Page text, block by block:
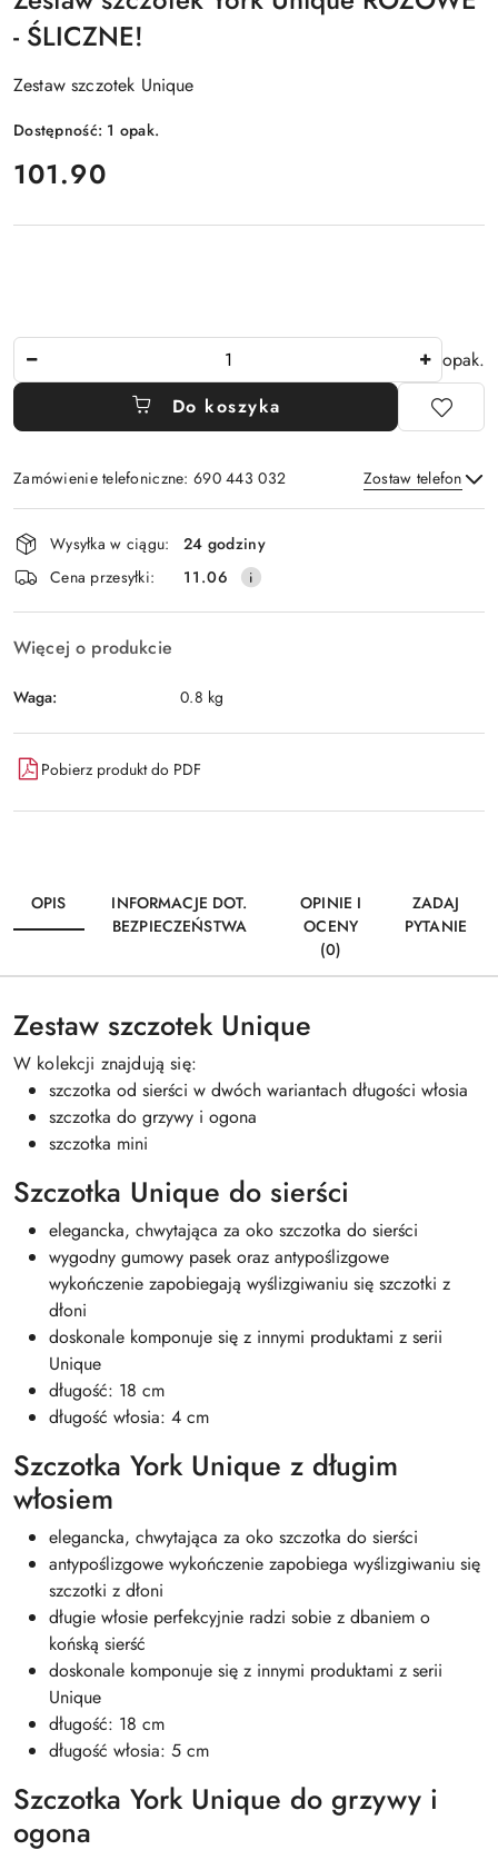
- ŚLICZNE!
Zestaw szczotek Unique
Dostępność: 1 opak.
cena:
101.90
opak.
Do koszyka
Zamówienie telefoniczne: 690 443 032 Zostaw telefon
Wyślij
Dostępność
i
dostawa
Wysyłka w ciągu:
24 godziny
Cena przesyłki:
11.06
Więcej o produkcie
Waga: 0.8 kg
Pobierz produkt do PDF
OPIS
INFORMACJE DOT.
BEZPIECZEŃSTWA
OPINIE I
OCENY
(0)
ZADAJ
PYTANIE
Zestaw szczotek Unique
W kolekcji znajdują się:
szczotka od sierści w dwóch wariantach długości włosia
szczotka do grzywy i ogona
szczotka mini
Szczotka Unique do sierści
elegancka, chwytająca za oko szczotka do sierści
wygodny gumowy pasek oraz antypoślizgowe
wykończenie zapobiegają wyślizgiwaniu się szczotki z
dłoni
doskonale komponuje się z innymi produktami z serii
Unique
długość: 18 cm
długość włosia: 4 cm
Szczotka York Unique z długim
włosiem
elegancka, chwytająca za oko szczotka do sierści
antypoślizgowe wykończenie zapobiega wyślizgiwaniu się
szczotki z dłoni
długie włosie perfekcyjnie radzi sobie z dbaniem o
końską sierść
doskonale komponuje się z innymi produktami z serii
Unique
długość: 18 cm
długość włosia: 5 cm
Szczotka York Unique do grzywy i
ogona